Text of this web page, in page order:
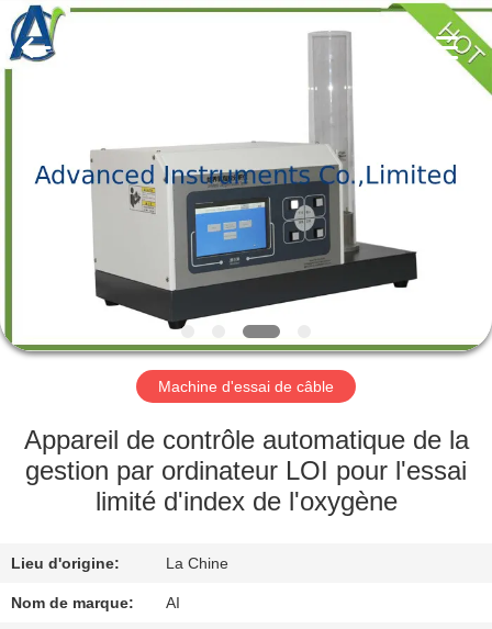
PRODUITS
SUJET
DE
NOUS
VISITE
D'USINE
DE
QUALITÉ
2026
Advanced
Instruments
Co.,Limited.
All
Machine d'essai de câble
Appareil de contrôle automatique de la
gestion par ordinateur LOI pour l'essai
limité d'index de l'oxygène
Lieu d'origine: La Chine
Nom de marque: AI